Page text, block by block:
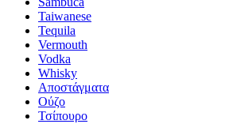
Taiwanese
Tequila
Vermouth
Vodka
Whisky
Αποστάγματα
Ούζο
Τσίπουρο